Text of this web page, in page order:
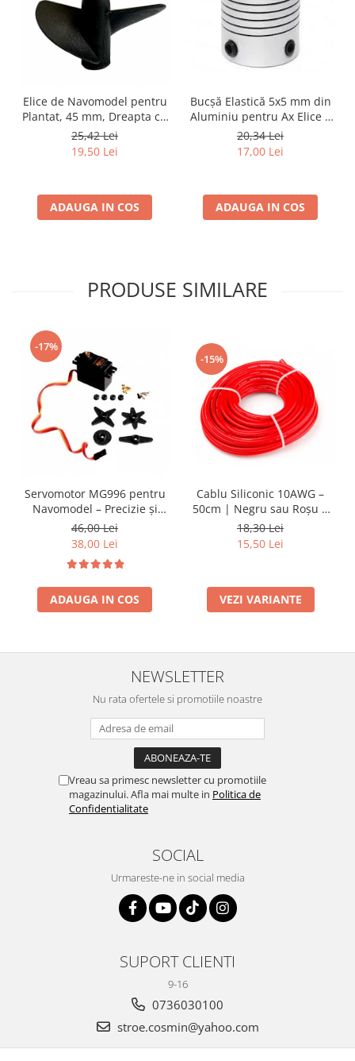
Elice de Navomodel pentru
Plantat, 45 mm, Dreapta cu
Filet M4 – Design cu Două
Pale Vârf Ascuțit
25,42 Lei
19,50 Lei
ADAUGA IN COS
Bucșă Elastică 5x5 mm din
Aluminiu pentru Ax Elice –
Soluție Versatilă și Durabilă
20,34 Lei
17,00 Lei
ADAUGA IN COS
PRODUSE SIMILARE
-17%
Servomotor MG996 pentru
Navomodel – Precizie și
Durabilitate RC
46,00 Lei
38,00 Lei
ADAUGA IN COS
-15%
Cablu Siliconic 10AWG –
50cm | Negru sau Roșu |
Rezistent 200°C
18,30 Lei
15,50 Lei
VEZI VARIANTE
NEWSLETTER
Nu rata ofertele si promotiile noastre
Vreau sa primesc newsletter cu promotiile
magazinului. Afla mai multe in Politica de
Confidentialitate
SOCIAL
Urmareste-ne in social media
SUPORT CLIENTI
9-16
0736030100
stroe.cosmin@yahoo.com